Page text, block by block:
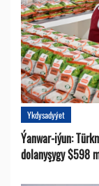
Ykdysadyýet
Ýanwar-iýun:
dolanyşygy $598